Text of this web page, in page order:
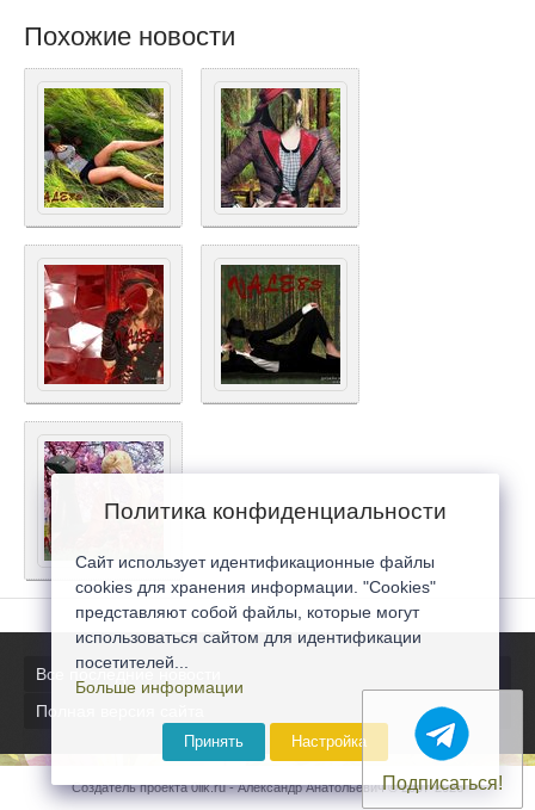
Похожие новости
Все последние новости
Полная версия сайта
Создатель проекта 0lik.ru - Александр Анатольевич © 2007-2026
Подписаться!
Политика конфиденциальности
Сайт использует идентификационные файлы
cookies для хранения информации. "Cookies"
представляют собой файлы, которые могут
использоваться сайтом для идентификации
посетителей...
Больше информации
Принять Настройка